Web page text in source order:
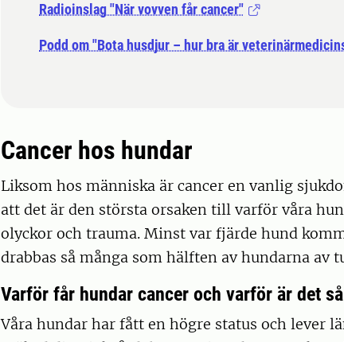
Radioinslag "När vovven får cancer"
Podd om "Bota husdjur – hur bra är
Cancer hos hundar
Liksom hos människa är cancer en vanlig
att det är den största orsaken till varför våra
olyckor och trauma. Minst var fjärde hund
drabbas så många som hälften av hundarna av
Varför får hundar cancer och varför är det
Våra hundar har fått en högre status och lever